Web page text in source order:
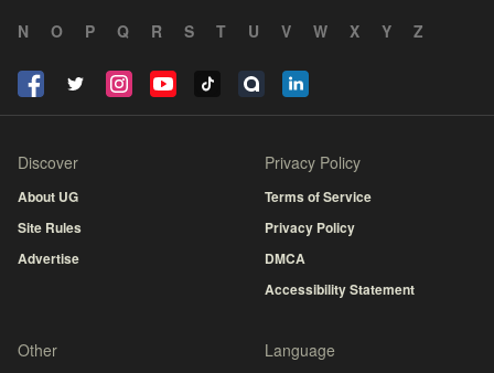
N
O P Q R S T U V W X Y Z
Discover
About UG
Site Rules
Advertise
Privacy Policy
Terms of Service
Privacy Policy
DMCA
Accessibility Statement
Other Language